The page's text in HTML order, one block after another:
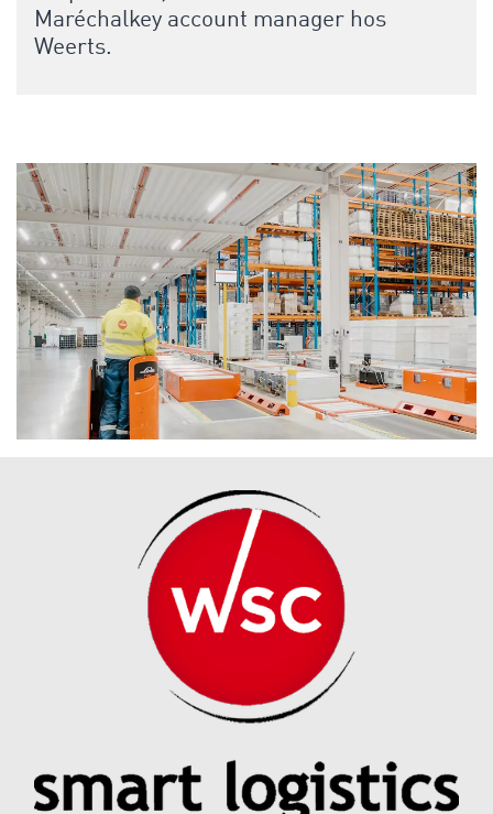
Maréchalkey account manager hos
Weerts.